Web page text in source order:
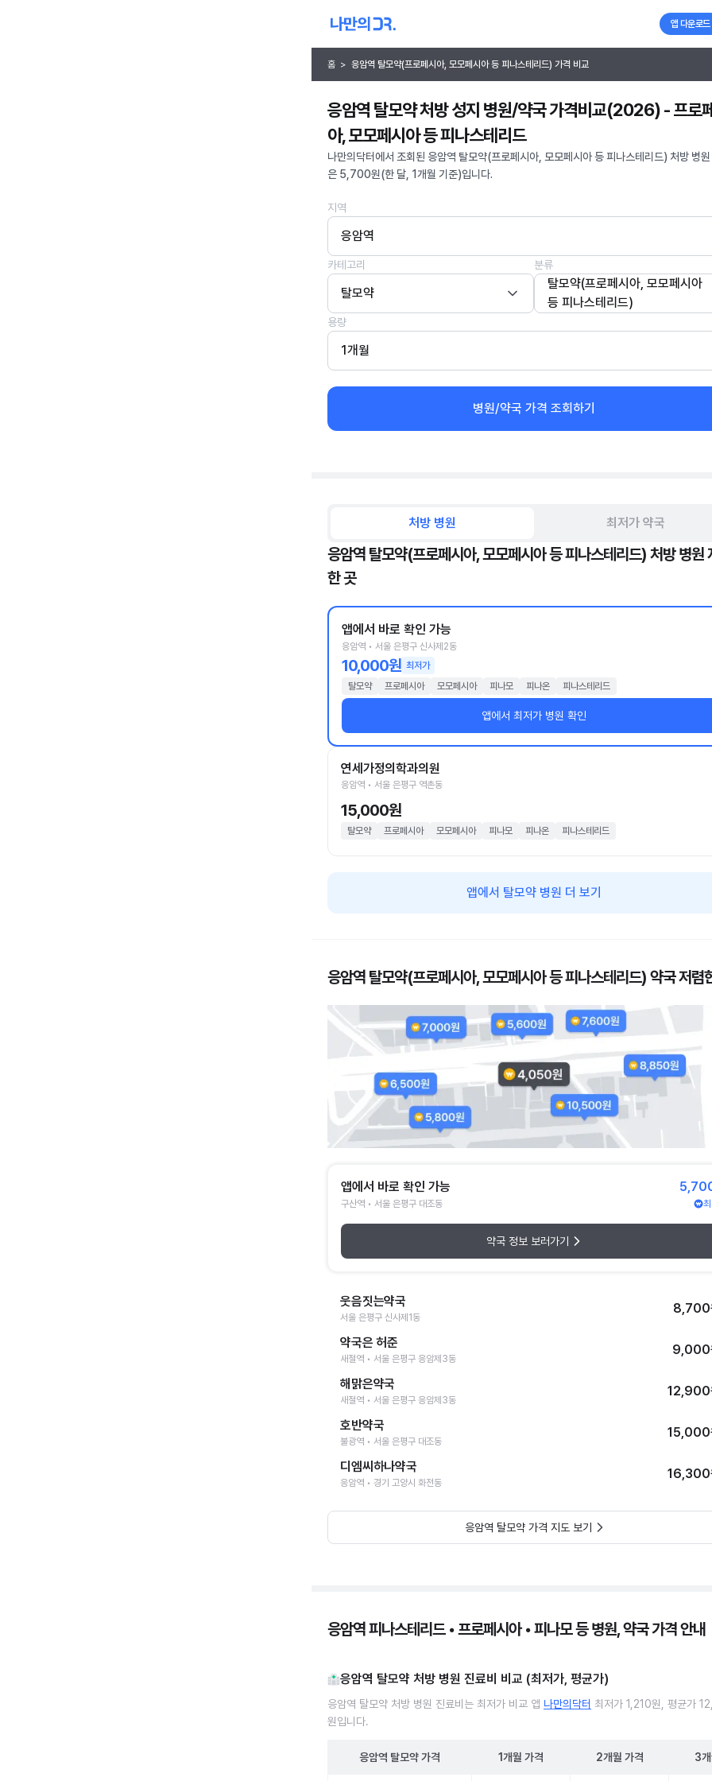
앱 다운로드
홈 > 응암역 탈모약(프로페시아, 모모페시아 등 피나스테리드) 가격 비교
응암역 탈모약 처방 성지 병원/약국 가격비교(2026) - 프로
아, 모모페시아 등 피나스테리드
나만의닥터에서 조회된 응암역 탈모약(프로페시아, 모모페시아 등 피나스테리드) 처방 병
은 5,700원(한 달, 1개월 기준)입니다.
지역
응암역
카테고리
탈모약
분류
탈모약(프로페시아, 모모페시아
등 피나스테리드)
용량
1개월
병원/약국 가격 조회하기
처방 병원 최저가 약국
응암역 탈모약(프로페시아, 모모페시아 등 피나스테리드) 처방 병원
한 곳
앱에서 바로 확인 가능
응암역 • 서울 은평구 신사제2동
10,000원 최저가
탈모약
프로페시아 모모페시아 피나모 피나온 피나스테리드
앱에서 최저가 병원 확인
연세가정의학과의원
응암역 • 서울 은평구 역촌동
15,000원
탈모약 프로페시아 모모페시아 피나모 피나온 피나스테리드
앱에서 탈모약 병원 더 보기
응암역 탈모약(프로페시아, 모모페시아 등 피나스테리드) 약국 저렴
앱에서 바로 확인 가능
구산역 • 서울 은평구 대조동
약국 정보 보러가기
웃음짓는약국
서울 은평구 신사제1동
8,700
약국은 허준
새절역 • 서울 은평구 응암제3동
9,000
해맑은약국
새절역 • 서울 은평구 응암제3동
12,900
호반약국
불광역 • 서울 은평구 대조동
15,000
디엠씨하나약국
응암역 • 경기 고양시 화전동
16,300
응암역 탈모약 가격 지도 보기
응암역 피나스테리드 • 프로페시아 • 피나모 등 병원, 약국 가격 안내
응암역 탈모약 처방 병원 진료비 비교 (최저가, 평균가)
응암역 탈모약 처방 병원 진료비는 최저가 비교 앱 나만의닥터 최저가 1,210원, 평균가
원입니다.
응암역 탈모약가격 1개월 가격 2개월 가격 3